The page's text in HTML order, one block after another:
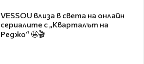
VESSOU влиза в света на онлайн
сериалите с „Кварталът на
Реджо“ 🤩🎬